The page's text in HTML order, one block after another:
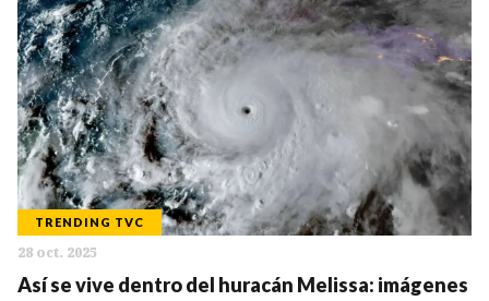
TRENDING TVC
28 oct. 2025
Así se vive dentro del huracán Melissa: imágenes